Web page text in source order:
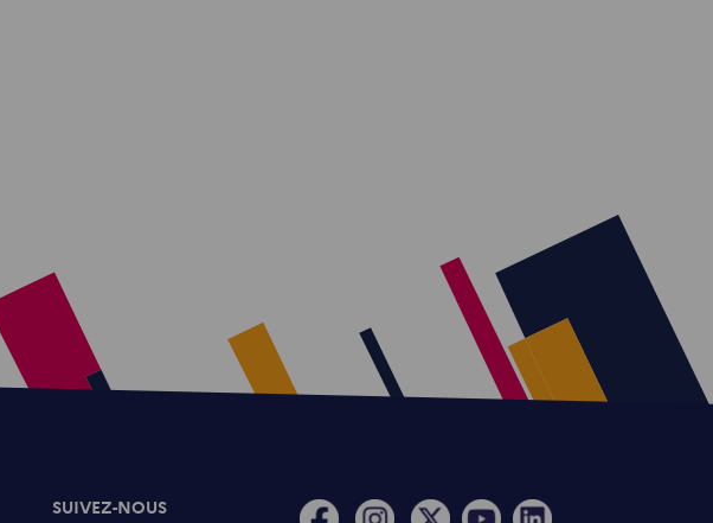
SUIVEZ-NOUS